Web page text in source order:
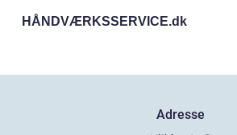
HÅNDVÆRKSSERVICE.dk
Adresse